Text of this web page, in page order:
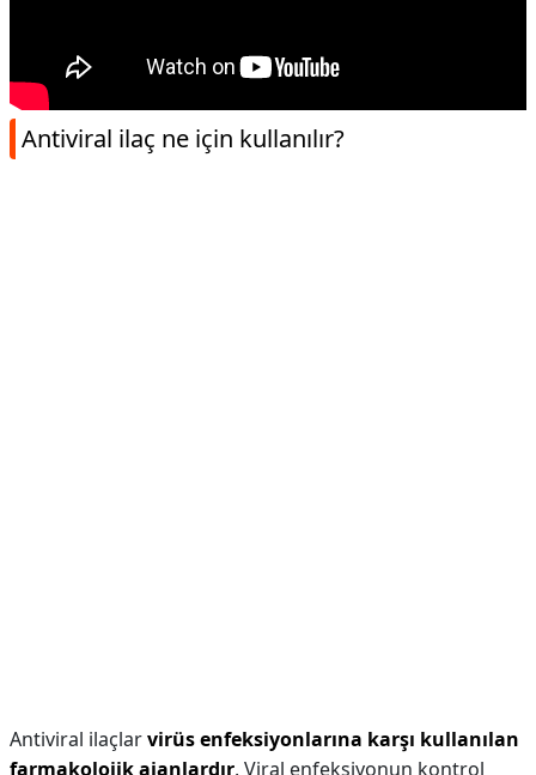
Antiviral ilaç ne için kullanılır?
Antiviral ilaçlarvirüs enfeksiyonlarına karşı kullanılan
farmakolojik ajanlardır. Viral enfeksiyonun kontrol